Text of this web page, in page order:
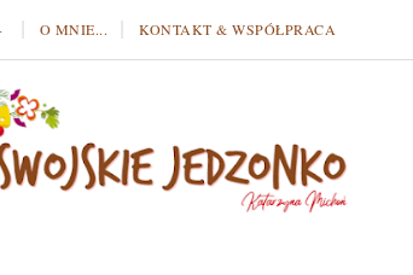
O MNIE... KONTAKT & WSPÓŁPRACA